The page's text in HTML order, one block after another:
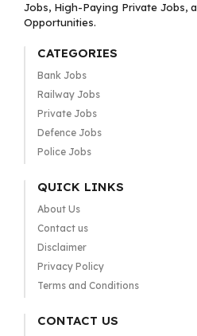
Jobs, High-Paying Private Jobs,
Opportunities.
CATEGORIES
Bank Jobs
Railway Jobs
Private Jobs
Defence Jobs
Police Jobs
QUICK LINKS
About Us
Contact us
Disclaimer
Privacy Policy
Terms and Conditions
CONTACT US